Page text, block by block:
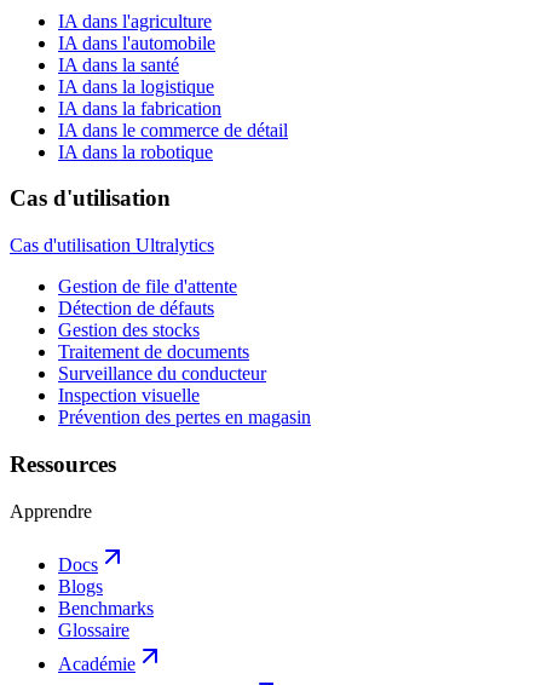
IA dans l'agriculture
IA dans l'automobile
IA dans la santé
IA dans la logistique
IA dans la fabrication
IA dans le commerce de détail
IA dans la robotique
Cas d'utilisation
Cas d'utilisation Ultralytics
Gestion de file d'attente
Détection de défauts
Gestion des stocks
Traitement de documents
Surveillance du conducteur
Inspection visuelle
Prévention des pertes en magasin
Ressources
Apprendre
Docs
Blogs
Benchmarks
Glossaire
Académie